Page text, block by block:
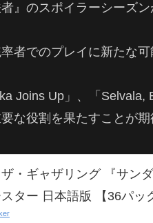
』のスポイラーシーズ
者でのプレイに新たな
Joins Up」、「Selvala,
な役割を果たすことが期
・ギャザリング 『サン
ター 日本語版 【36パッ